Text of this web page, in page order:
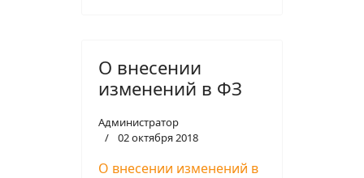
О внесении
изменений в ФЗ
Администратор
02 октября 2018
О внесении изменений в